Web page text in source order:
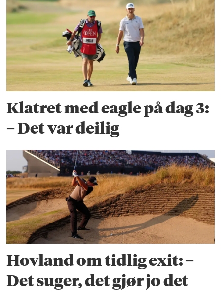
Klatret med eagle på dag 3:
– Det var deilig
Hovland om tidlig exit: –
Det suger, det gjør jo det